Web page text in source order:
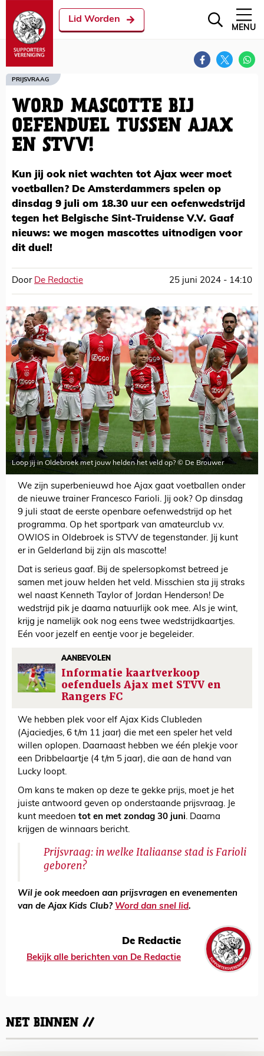
Lid Worden
MENU
PRIJSVRAAG
WORD MASCOTTE BIJ
OEFENDUEL TUSSEN AJAX
EN STVV!
Kun jij ook niet wachten tot Ajax weer moet
voetballen? De Amsterdammers spelen op
dinsdag 9 juli om 18.30 uur een oefenwedstrijd
tegen het Belgische Sint-Truidense V.V. Gaaf
nieuws: we mogen mascottes uitnodigen voor
dit duel!
Door De Redactie 25 juni 2024 - 14:10
Loop jij in Oldebroek met jouw helden het veld op? © De Brouwer
We zijn superbenieuwd hoe Ajax gaat voetballen onder
de nieuwe trainer Francesco Farioli. Jij ook? Op dinsdag
9 juli staat de eerste openbare oefenwedstrijd op het
programma. Op het sportpark van amateurclub v.v.
OWIOS in Oldebroek is STVV de tegenstander. Jij kunt
er in Gelderland bij zijn als mascotte!
Dat is serieus gaaf. Bij de spelersopkomst betreed je
samen met jouw helden het veld. Misschien sta jij straks
wel naast Kenneth Taylor of Jordan Henderson! De
wedstrijd pik je daarna natuurlijk ook mee. Als je wint,
krijg je namelijk ook nog eens twee wedstrijdkaartjes.
Eén voor jezelf en eentje voor je begeleider.
AANBEVOLEN
Informatie kaartverkoop
oefenduels Ajax met STVV en
Rangers FC
We hebben plek voor elf Ajax Kids Clubleden
(Ajaciedjes, 6 t/m 11 jaar) die met een speler het veld
willen oplopen. Daarnaast hebben we één plekje voor
een Dribbelaartje (4 t/m 5 jaar), die aan de hand van
Lucky loopt.
Om kans te maken op deze te gekke prijs, moet je het
juiste antwoord geven op onderstaande prijsvraag. Je
kunt meedoen tot en met zondag 30 juni. Daarna
krijgen de winnaars bericht.
Prijsvraag: in welke Italiaanse stad is Farioli
geboren?
Wil je ook meedoen aan prijsvragen en evenementen
van de Ajax Kids Club? Word dan snel lid.
De Redactie
Bekijk alle berichten van De Redactie
NET BINNEN //